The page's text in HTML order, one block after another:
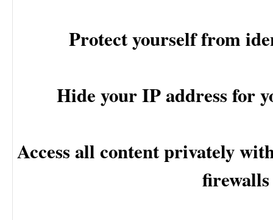
Protect yourself from
Hide your IP address for
Access all content privately
firewalls